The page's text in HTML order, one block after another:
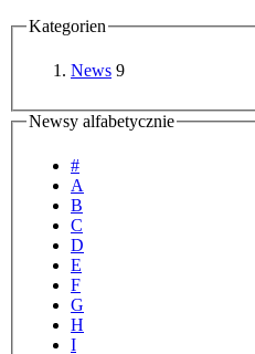
Kategorien
News 9
Newsy alfabetycznie
#
A
B
C
D
E
F
G
H
I